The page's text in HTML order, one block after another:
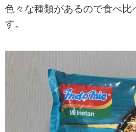
色々な種類があるので食べ比
す。